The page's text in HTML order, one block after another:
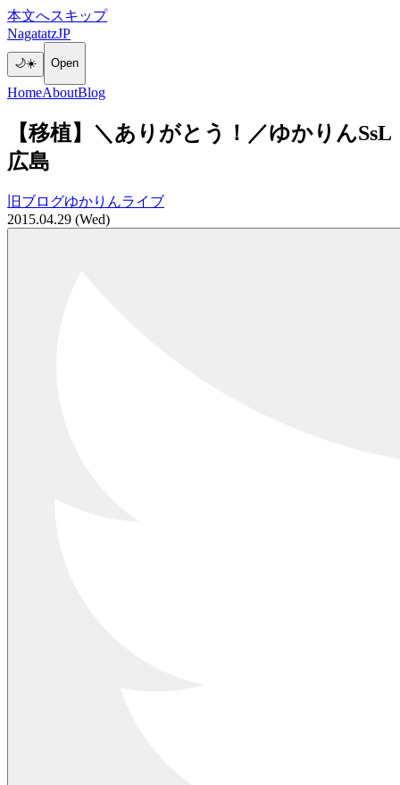
本文へスキップ
NagatatzJP
🌙☀️ Open
HomeAboutBlog
【移植】＼ありがとう！／ゆかりんSsL
広島
旧ブログゆかりんライブ
2015.04.29 (Wed)